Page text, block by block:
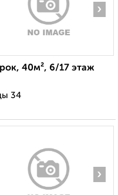
›
40м², 6/17 этаж
34
›